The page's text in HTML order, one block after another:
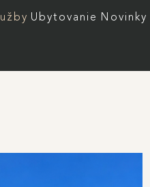
Ubytovanie Novinky